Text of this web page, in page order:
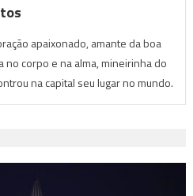
apaixonado, amante da boa
no corpo e na alma, mineirinha do
na capital seu lugar no mundo.